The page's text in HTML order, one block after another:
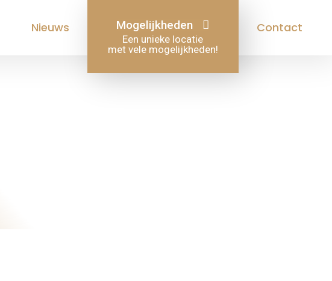
Nieuws Mogelijkheden
Een unieke locatie
met vele mogelijkheden!
Contact